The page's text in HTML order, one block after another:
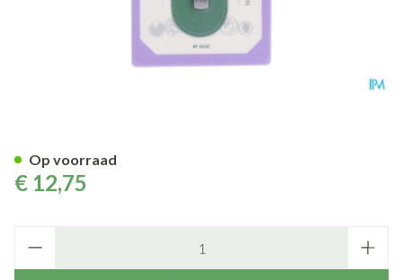
€ 12,75
Op voorraad